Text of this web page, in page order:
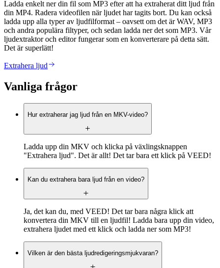
Ladda enkelt ner din fil som MP3 efter att ha extraherat ditt ljud från
din MP4. Radera videofilen när ljudet har tagits bort. Du kan också
ladda upp alla typer av ljudfilformat – oavsett om det är WAV, MP3
och andra populära filtyper, och sedan ladda ner det som MP3. Vår
ljudextraktor och editor fungerar som en konverterare på detta sätt.
Det är superlätt!
Extrahera ljud
Vanliga frågor
Hur extraherar jag ljud från en MKV-video?
Ladda upp din MKV och klicka på växlingsknappen
"Extrahera ljud". Det är allt! Det tar bara ett klick på VEED!
Kan du extrahera bara ljud från en video?
Ja, det kan du, med VEED! Det tar bara några klick att
konvertera din MKV till en ljudfil! Ladda bara upp din video,
extrahera ljudet med ett klick och ladda ner som MP3!
Vilken är den bästa ljudredigeringsmjukvaran?